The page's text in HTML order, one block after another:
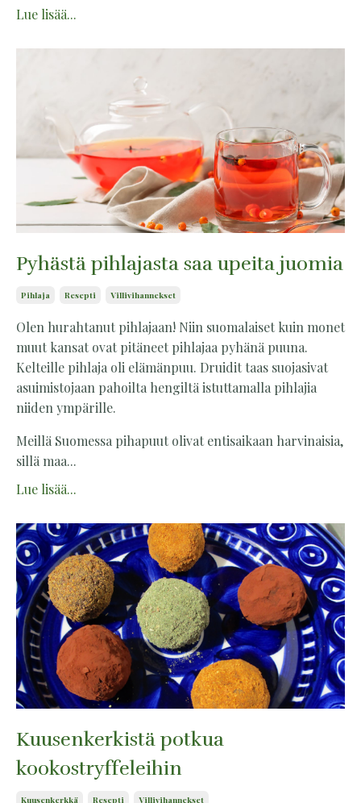
Lue lisää...
Pyhästä pihlajasta saa upeita juomia
Pihlaja Resepti Villivihannekset
Olen hurahtanut pihlajaan! Niin suomalaiset kuin monet
muut kansat ovat pitäneet pihlajaa pyhänä puuna.
Kelteille pihlaja oli elämänpuu. Druidit taas suojasivat
asuimistojaan pahoilta hengiltä istuttamalla pihlajia
niiden ympärille.
Meillä Suomessa pihapuut olivat entisaikaan harvinaisia,
sillä maa...
Lue lisää...
Kuusenkerkistä potkua
kookostryffeleihin
Kuusenkerkkä Resepti Villivihannekset